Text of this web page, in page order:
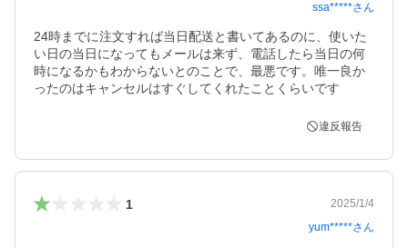
ssa*****さん
24時までに注文すれば当日配送と書いてあるのに、使いた
い日の当日になってもメールは来ず、電話したら当日の何
時になるかもわからないとのことで、最悪です。唯一良か
ったのはキャンセルはすぐしてくれたことくらいです
違反報告
1
2025/1/4
yum*****さん